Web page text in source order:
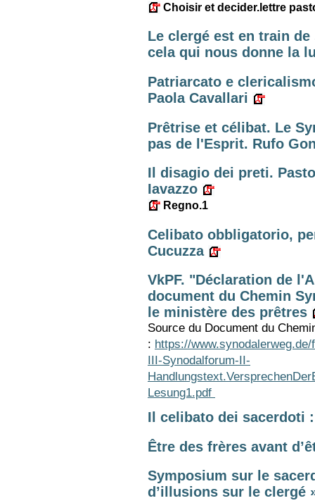
Choisir et decider.lettre
Le clergé est en train
cela qui nous donne la
Patriarcato e
Paola Cavallari
Prêtrise et célibat. Le
pas de l'Esprit. Rufo
Il disagio dei preti.
Iavazzo
Regno.1
Celibato obbligatorio,
Cucuzza
VkPF. "Déclaration de
document du Chemin
le ministère des prêtres
Source du Document du
: https://
III-Synodalforum-II-
Lesung1.pdf
Il celibato dei sacerdoti
Être des frères avant
Symposium sur le
d’illusions sur le clergé